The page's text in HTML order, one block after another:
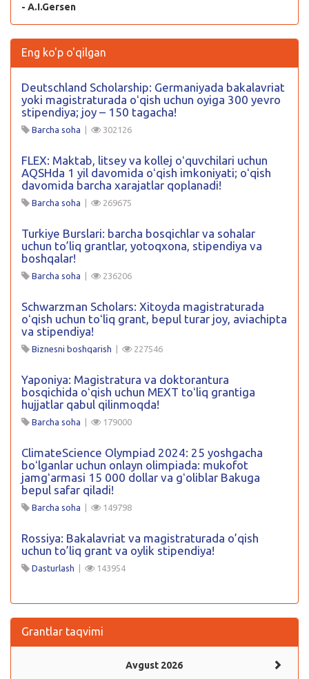
- A.I.Gersen
Eng ko'p o'qilgan
Deutschland Scholarship: Germaniyada bakalavriat
yoki magistraturada oʻqish uchun oyiga 300 yevro
stipendiya; joy – 150 tagacha!
Barcha soha | 302126
FLEX: Maktab, litsey va kollej oʻquvchilari uchun
AQSHda 1 yil davomida oʻqish imkoniyati; oʻqish
davomida barcha xarajatlar qoplanadi!
Barcha soha | 269675
Turkiye Burslari: barcha bosqichlar va sohalar
uchun to’liq grantlar, yotoqxona, stipendiya va
boshqalar!
Barcha soha | 236206
Schwarzman Scholars: Xitoyda magistraturada
oʻqish uchun toʻliq grant, bepul turar joy, aviachipta
va stipendiya!
Biznesni boshqarish | 227546
Yaponiya: Magistratura va doktorantura
bosqichida oʻqish uchun MEXT toʻliq grantiga
hujjatlar qabul qilinmoqda!
Barcha soha | 179000
ClimateScience Olympiad 2024: 25 yoshgacha
boʻlganlar uchun onlayn olimpiada: mukofot
jamgʻarmasi 15 000 dollar va gʻoliblar Bakuga
bepul safar qiladi!
Barcha soha | 149798
Rossiya: Bakalavriat va magistraturada o’qish
uchun to’liq grant va oylik stipendiya!
Dasturlash | 143954
Grantlar taqvimi
Avgust 2026